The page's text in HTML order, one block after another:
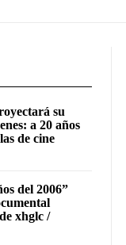
su
a 20 años
de cine
del 2006”
xhglc /